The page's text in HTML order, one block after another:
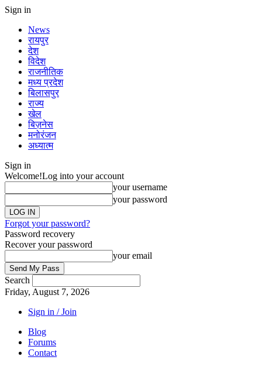
Sign in
News
रायपुर
देश
विदेश
राजनीतिक
मध्य प्रदेश
बिलासपुर
राज्य
खेल
बिज़नेस
मनोरंजन
अध्यात्म
Sign in
Welcome!Log into your account
your username
your password
Forgot your password?
Password recovery
Recover your password
your email
Search
Friday, August 7, 2026
Sign in / Join
Blog
Forums
Contact